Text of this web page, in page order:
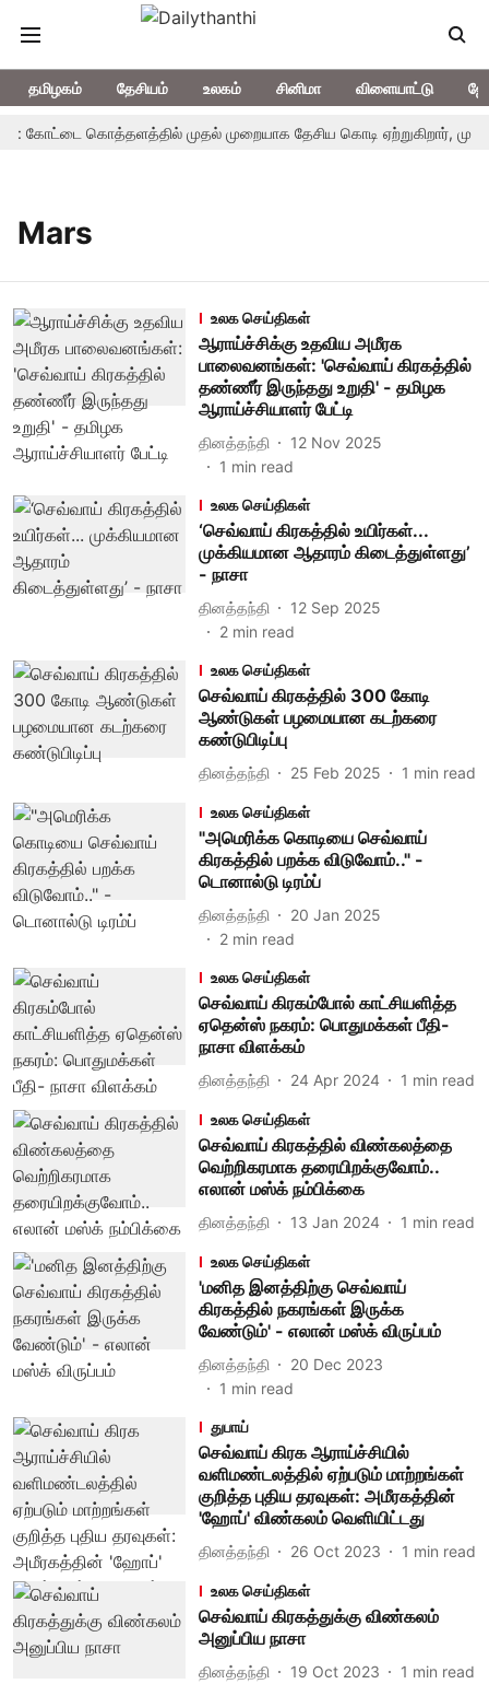
தமிழகம் தேசியம் உலகம் சினிமா விளையாட்டு
கோட்டை கொத்தளத்தில் முதல் முறையாக தேசிய கொடி ஏற்றுகிறார்,
Mars
உலக செய்திகள்
ஆராய்ச்சிக்கு உதவிய அமீரக
பாலைவனங்கள்: 'செவ்வாய் கிரகத்தில்
தண்ணீர் இருந்தது உறுதி' - தமிழக
ஆராய்ச்சியாளர் பேட்டி
தினத்தந்தி
12 Nov 2025
1 min read
உலக செய்திகள்
‘செவ்வாய் கிரகத்தில் உயிர்கள்...
முக்கியமான ஆதாரம் கிடைத்துள்ளது’
- நாசா
தினத்தந்தி
12 Sep 2025
2 min read
உலக செய்திகள்
செவ்வாய் கிரகத்தில் 300 கோடி
ஆண்டுகள் பழமையான கடற்கரை
கண்டுபிடிப்பு
தினத்தந்தி 25 Feb 2025 1 min read
உலக செய்திகள்
"அமெரிக்க கொடியை செவ்வாய்
கிரகத்தில் பறக்க விடுவோம்.." -
டொனால்டு டிரம்ப்
தினத்தந்தி
20 Jan 2025
2 min read
உலக செய்திகள்
செவ்வாய் கிரகம்போல் காட்சியளித்த
ஏதென்ஸ் நகரம்: பொதுமக்கள் பீதி-
நாசா விளக்கம்
தினத்தந்தி 24 Apr 2024 1 min read
உலக செய்திகள்
செவ்வாய் கிரகத்தில் விண்கலத்தை
வெற்றிகரமாக தரையிறக்குவோம்..
எலான் மஸ்க் நம்பிக்கை
தினத்தந்தி 13 Jan 2024 1 min read
உலக செய்திகள்
'மனித இனத்திற்கு செவ்வாய்
கிரகத்தில் நகரங்கள் இருக்க
வேண்டும்' - எலான் மஸ்க் விருப்பம்
தினத்தந்தி
20 Dec 2023
1 min read
துபாய்
செவ்வாய் கிரக ஆராய்ச்சியில்
வளிமண்டலத்தில் ஏற்படும் மாற்றங்கள்
குறித்த புதிய தரவுகள்: அமீரகத்தின்
'ஹோப்' விண்கலம் வெளியிட்டது
தினத்தந்தி 26 Oct 2023 1 min read
உலக செய்திகள்
செவ்வாய் கிரகத்துக்கு விண்கலம்
அனுப்பிய நாசா
தினத்தந்தி 19 Oct 2023 1 min read